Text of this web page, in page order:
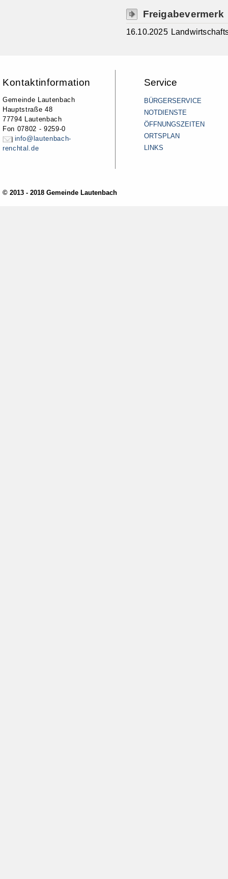
Freigabevermerk
16.10.2025
Kontaktinformation
Gemeinde Lautenbach
Hauptstraße 48
77794 Lautenbach
Fon 07802 - 9259-0
info@lautenbach-
renchtal.de
Service
BÜRGERSERVICE
NOTDIENSTE
ÖFFNUNGSZEITEN
ORTSPLAN
LINKS
© 2013 - 2018 Gemeinde Lautenbach